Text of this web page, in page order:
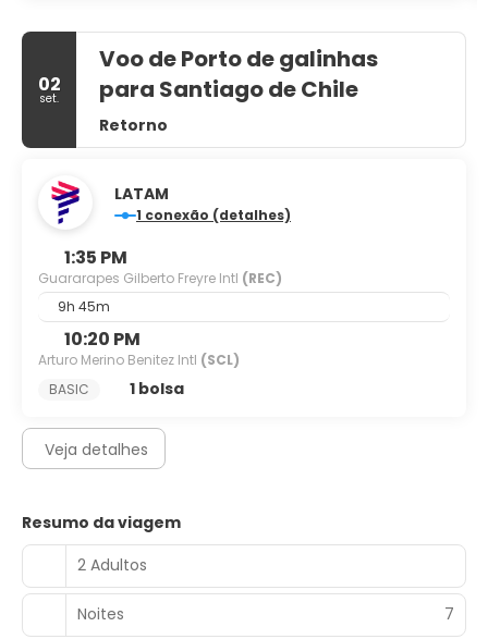
02
set.
Voo de Porto de galinhas
para Santiago de Chile
Retorno
LATAM
1 conexão (detalhes)
1:35 PM
Guararapes Gilberto Freyre Intl (REC)
9h 45m
10:20 PM
Arturo Merino Benitez Intl (SCL)
BASIC
1 bolsa
Veja detalhes
Resumo da viagem
2 Adultos
Noites 7